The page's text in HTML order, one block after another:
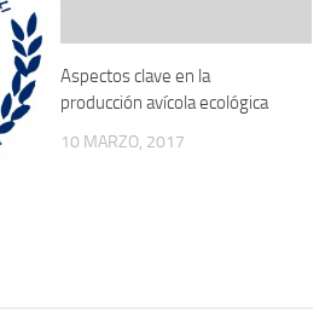
Aspectos clave en la
producción avícola ecológica
10 MARZO, 2017